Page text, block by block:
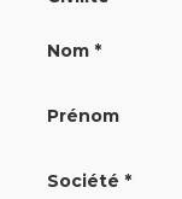
Nom *
Prénom
Société *